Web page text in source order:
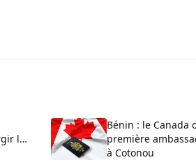
la
Bénin : le Canada
première
à Cotonou